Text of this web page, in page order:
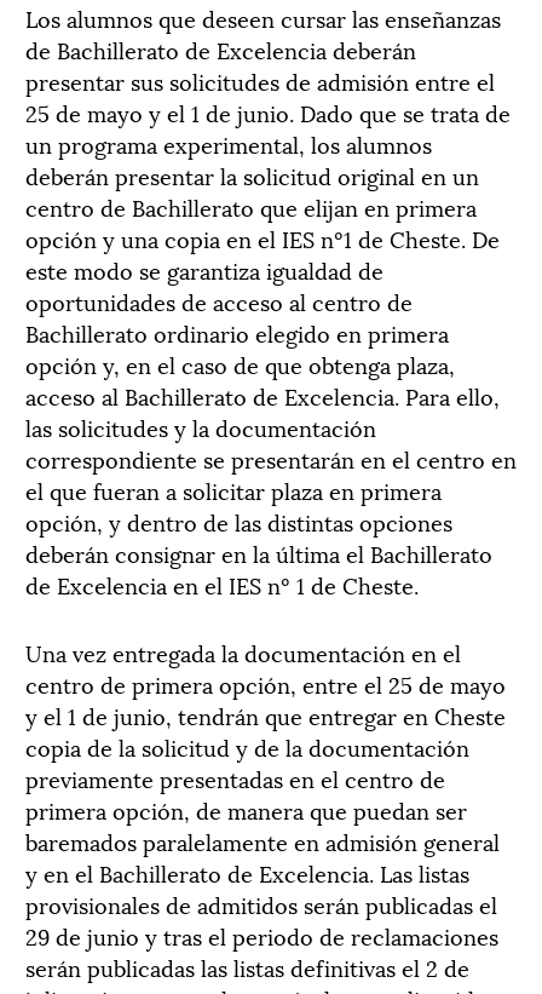
Los alumnos que deseen cursar las enseñanzas
de Bachillerato de Excelencia deberán
presentar sus solicitudes de admisión entre el
25 de mayo y el 1 de junio. Dado que se trata de
un programa experimental, los alumnos
deberán presentar la solicitud original en un
centro de Bachillerato que elijan en primera
opción y una copia en el IES nº1 de Cheste. De
este modo se garantiza igualdad de
oportunidades de acceso al centro de
Bachillerato ordinario elegido en primera
opción y, en el caso de que obtenga plaza,
acceso al Bachillerato de Excelencia. Para ello,
las solicitudes y la documentación
correspondiente se presentarán en el centro en
el que fueran a solicitar plaza en primera
opción, y dentro de las distintas opciones
deberán consignar en la última el Bachillerato
de Excelencia en el IES nº 1 de Cheste.
Una vez entregada la documentación en el
centro de primera opción, entre el 25 de mayo
y el 1 de junio, tendrán que entregar en Cheste
copia de la solicitud y de la documentación
previamente presentadas en el centro de
primera opción, de manera que puedan ser
baremados paralelamente en admisión general
y en el Bachillerato de Excelencia. Las listas
provisionales de admitidos serán publicadas el
29 de junio y tras el periodo de reclamaciones
serán publicadas las listas definitivas el 2 de